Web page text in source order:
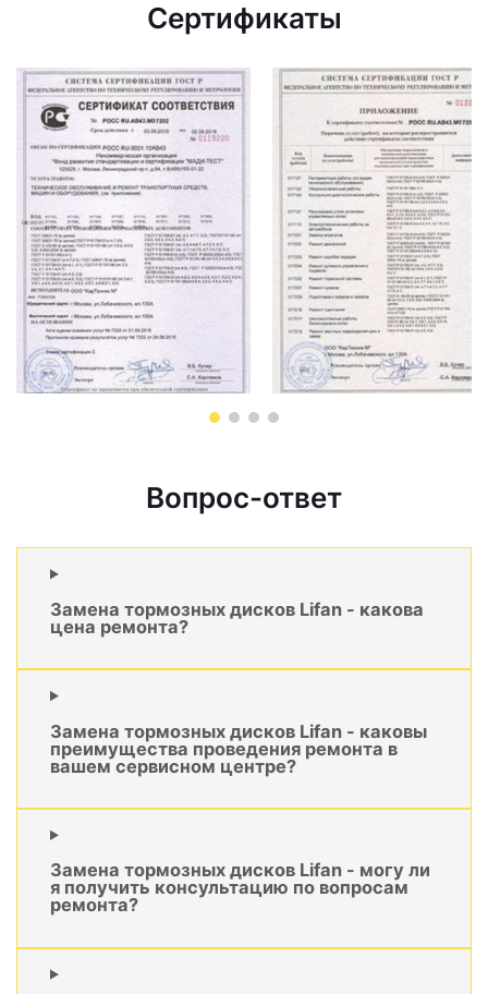
Сертификаты
Вопрос-ответ
Замена тормозных дисков Lifan - какова
цена ремонта?
Замена тормозных дисков Lifan - каковы
преимущества проведения ремонта в
вашем сервисном центре?
Замена тормозных дисков Lifan - могу ли
я получить консультацию по вопросам
ремонта?